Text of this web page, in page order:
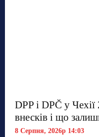
DPP і DPČ у
внесків і що
8 Серпня, 2026р 14:03